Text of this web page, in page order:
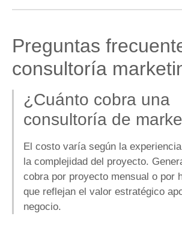
Preguntas
consultoría
¿Cuánto cobra una
consultoría de
El costo varía según la
la complejidad del proyecto.
cobra por proyecto mensual o por
que reflejan el valor estratégico
negocio.